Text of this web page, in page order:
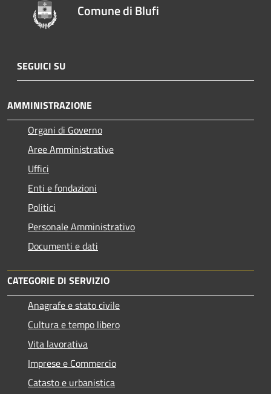
Comune di Blufi
SEGUICI SU
AMMINISTRAZIONE
Organi di Governo
Aree Amministrative
Uffici
Enti e fondazioni
Politici
Personale Amministrativo
Documenti e dati
CATEGORIE DI SERVIZIO
Anagrafe e stato civile
Cultura e tempo libero
Vita lavorativa
Imprese e Commercio
Catasto e urbanistica